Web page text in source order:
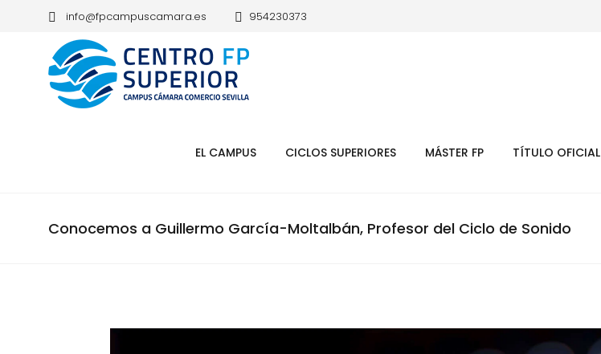
info@fpcampuscamara.es 954230373
EL CAMPUS CICLOS SUPERIORES MÁSTER FP TÍTULO OFICIAL
Conocemos a Guillermo García-Moltalbán, Profesor del Ciclo de Sonido